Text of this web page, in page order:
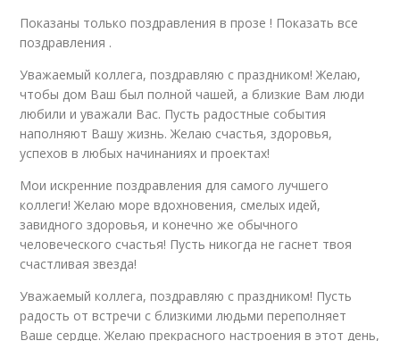
Показаны только поздравления в прозе ! Показать все
поздравления .
Уважаемый коллега, поздравляю с праздником! Желаю,
чтобы дом Ваш был полной чашей, а близкие Вам люди
любили и уважали Вас. Пусть радостные события
наполняют Вашу жизнь. Желаю счастья, здоровья,
успехов в любых начинаниях и проектах!
Мои искренние поздравления для самого лучшего
коллеги! Желаю море вдохновения, смелых идей,
завидного здоровья, и конечно же обычного
человеческого счастья! Пусть никогда не гаснет твоя
счастливая звезда!
Уважаемый коллега, поздравляю с праздником! Пусть
радость от встречи с близкими людьми переполняет
Ваше сердце. Желаю прекрасного настроения в этот день,